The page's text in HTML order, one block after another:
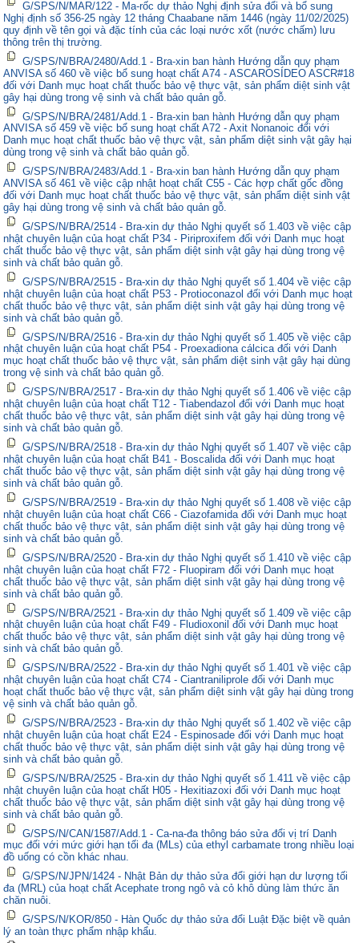
G/SPS/N/MAR/122 - Ma-rốc dự thảo Nghị định sửa đổi và bổ sung
Nghị định số 356-25 ngày 12 tháng Chaabane năm 1446 (ngày 11/02/2025)
quy định về tên gọi và đặc tính của các loại nước xốt (nước chấm) lưu
thông trên thị trường.
G/SPS/N/BRA/2480/Add.1 - Bra-xin ban hành Hướng dẫn quy phạm
ANVISA số 460 về việc bổ sung hoạt chất A74 - ASCAROSÍDEO ASCR#18
đối với Danh mục hoạt chất thuốc bảo vệ thực vật, sản phẩm diệt sinh vật
gây hại dùng trong vệ sinh và chất bảo quản gỗ.
G/SPS/N/BRA/2481/Add.1 - Bra-xin ban hành Hướng dẫn quy phạm
ANVISA số 459 về việc bổ sung hoạt chất A72 - Axit Nonanoic đối với
Danh mục hoạt chất thuốc bảo vệ thực vật, sản phẩm diệt sinh vật gây hại
dùng trong vệ sinh và chất bảo quản gỗ.
G/SPS/N/BRA/2483/Add.1 - Bra-xin ban hành Hướng dẫn quy phạm
ANVISA số 461 về việc cập nhật hoạt chất C55 - Các hợp chất gốc đồng
đối với Danh mục hoạt chất thuốc bảo vệ thực vật, sản phẩm diệt sinh vật
gây hại dùng trong vệ sinh và chất bảo quản gỗ.
G/SPS/N/BRA/2514 - Bra-xin dự thảo Nghị quyết số 1.403 về việc cập
nhật chuyên luận của hoạt chất P34 - Piriproxifem đối với Danh mục hoạt
chất thuốc bảo vệ thực vật, sản phẩm diệt sinh vật gây hại dùng trong vệ
sinh và chất bảo quản gỗ.
G/SPS/N/BRA/2515 - Bra-xin dự thảo Nghị quyết số 1.404 về việc cập
nhật chuyên luận của hoạt chất P53 - Protioconazol đối với Danh mục hoạt
chất thuốc bảo vệ thực vật, sản phẩm diệt sinh vật gây hại dùng trong vệ
sinh và chất bảo quản gỗ.
G/SPS/N/BRA/2516 - Bra-xin dự thảo Nghị quyết số 1.405 về việc cập
nhật chuyên luận của hoạt chất P54 - Proexadiona cálcica đối với Danh
mục hoạt chất thuốc bảo vệ thực vật, sản phẩm diệt sinh vật gây hại dùng
trong vệ sinh và chất bảo quản gỗ.
G/SPS/N/BRA/2517 - Bra-xin dự thảo Nghị quyết số 1.406 về việc cập
nhật chuyên luận của hoạt chất T12 - Tiabendazol đối với Danh mục hoạt
chất thuốc bảo vệ thực vật, sản phẩm diệt sinh vật gây hại dùng trong vệ
sinh và chất bảo quản gỗ.
G/SPS/N/BRA/2518 - Bra-xin dự thảo Nghị quyết số 1.407 về việc cập
nhật chuyên luận của hoạt chất B41 - Boscalida đối với Danh mục hoạt
chất thuốc bảo vệ thực vật, sản phẩm diệt sinh vật gây hại dùng trong vệ
sinh và chất bảo quản gỗ.
G/SPS/N/BRA/2519 - Bra-xin dự thảo Nghị quyết số 1.408 về việc cập
nhật chuyên luận của hoạt chất C66 - Ciazofamida đối với Danh mục hoạt
chất thuốc bảo vệ thực vật, sản phẩm diệt sinh vật gây hại dùng trong vệ
sinh và chất bảo quản gỗ.
G/SPS/N/BRA/2520 - Bra-xin dự thảo Nghị quyết số 1.410 về việc cập
nhật chuyên luận của hoạt chất F72 - Fluopiram đối với Danh mục hoạt
chất thuốc bảo vệ thực vật, sản phẩm diệt sinh vật gây hại dùng trong vệ
sinh và chất bảo quản gỗ.
G/SPS/N/BRA/2521 - Bra-xin dự thảo Nghị quyết số 1.409 về việc cập
nhật chuyên luận của hoạt chất F49 - Fludioxonil đối với Danh mục hoạt
chất thuốc bảo vệ thực vật, sản phẩm diệt sinh vật gây hại dùng trong vệ
sinh và chất bảo quản gỗ.
G/SPS/N/BRA/2522 - Bra-xin dự thảo Nghị quyết số 1.401 về việc cập
nhật chuyên luận của hoạt chất C74 - Ciantraniliprole đối với Danh mục
hoạt chất thuốc bảo vệ thực vật, sản phẩm diệt sinh vật gây hại dùng trong
vệ sinh và chất bảo quản gỗ.
G/SPS/N/BRA/2523 - Bra-xin dự thảo Nghị quyết số 1.402 về việc cập
nhật chuyên luận của hoạt chất E24 - Espinosade đối với Danh mục hoạt
chất thuốc bảo vệ thực vật, sản phẩm diệt sinh vật gây hại dùng trong vệ
sinh và chất bảo quản gỗ.
G/SPS/N/BRA/2525 - Bra-xin dự thảo Nghị quyết số 1.411 về việc cập
nhật chuyên luận của hoạt chất H05 - Hexitiazoxi đối với Danh mục hoạt
chất thuốc bảo vệ thực vật, sản phẩm diệt sinh vật gây hại dùng trong vệ
sinh và chất bảo quản gỗ.
G/SPS/N/CAN/1587/Add.1 - Ca-na-đa thông báo sửa đổi vị trí Danh
mục đối với mức giới hạn tối đa (MLs) của ethyl carbamate trong nhiều loại
đồ uống có cồn khác nhau.
G/SPS/N/JPN/1424 - Nhật Bản dự thảo sửa đổi giới hạn dư lượng tối
đa (MRL) của hoạt chất Acephate trong ngô và cỏ khô dùng làm thức ăn
chăn nuôi.
G/SPS/N/KOR/850 - Hàn Quốc dự thảo sửa đổi Luật Đặc biệt về quản
lý an toàn thực phẩm nhập khẩu.